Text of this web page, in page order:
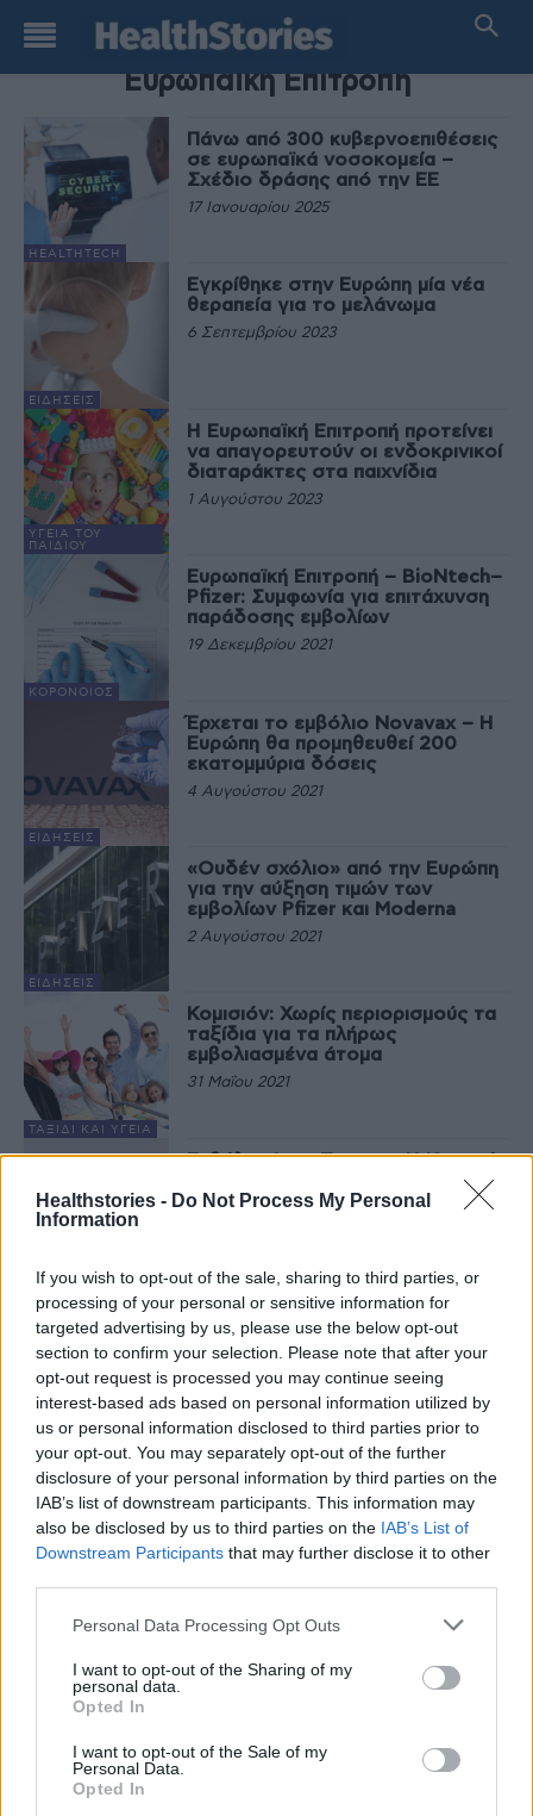
Healthstories - Do Not Process My Personal
Information
If you wish to opt-out of the sale, sharing to third parties, or
processing of your personal or sensitive information for
targeted advertising by us, please use the below opt-out
section to confirm your selection. Please note that after your
opt-out request is processed you may continue seeing
interest-based ads based on personal information utilized by
us or personal information disclosed to third parties prior to
your opt-out. You may separately opt-out of the further
disclosure of your personal information by third parties on the
IAB’s list of downstream participants. This information may
also be disclosed by us to third parties on the IAB’s List of
Downstream Participants that may further disclose it to other
Personal Data Processing Opt Outs
I want to opt-out of the Sharing of my
personal data.
Opted In
I want to opt-out of the Sale of my
Personal Data.
Opted In
TAG
Ευρωπαϊκή Επιτροπή
HEALTHTECH
Πάνω από 300 κυβερνοεπιθέσεις
σε ευρωπαϊκά νοσοκομεία –
Σχέδιο δράσης από την ΕΕ
17 Ιανουαρίου 2025
ΕΙΔΉΣΕΙΣ
Εγκρίθηκε στην Ευρώπη μία νέα
θεραπεία για το μελάνωμα
6 Σεπτεμβρίου 2023
ΥΓΕΊΑ ΤΟΥ
ΠΑΙΔΙΟΎ
Η Ευρωπαϊκή Επιτροπή προτείνει
να απαγορευτούν οι ενδοκρινικοί
διαταράκτες στα παιχνίδια
1 Αυγούστου 2023
ΚΟΡΟΝΟΙΌΣ
Ευρωπαϊκή Επιτροπή – BioNtech–
Pfizer: Συμφωνία για επιτάχυνση
παράδοσης εμβολίων
19 Δεκεμβρίου 2021
ΕΙΔΉΣΕΙΣ
Έρχεται το εμβόλιο Novavax – Η
Ευρώπη θα προμηθευθεί 200
εκατομμύρια δόσεις
4 Αυγούστου 2021
ΕΙΔΉΣΕΙΣ
«Ουδέν σχόλιο» από την Ευρώπη
για την αύξηση τιμών των
εμβολίων Pfizer και Moderna
2 Αυγούστου 2021
ΤΑΞΊΔΙ ΚΑΙ ΥΓΕΊΑ
Κομισιόν: Χωρίς περιορισμούς τα
ταξίδια για τα πλήρως
εμβολιασμένα άτομα
31 Μαΐου 2021
ΚΟΡΟΝΟΙΌΣ
Εμβόλιο AstraZeneca : Η Κομισιόν
δεν ανανέωσε την παραγγελία
9 Μαΐου 2021
Κομισιόν: Επιτάχυνση της
έγκρισης πειραματικών φαρμάκων
κατά της Covid-19
6 Μαΐου 2021
Τη χαλάρωση των περιορισμών
στα ταξίδια αναψυχής εντός ΕΕ,
προτείνει η Kομισιόν
3 Μαΐου 2021
2
9 πράγματα που δεν πρέπει να
λέτε σε έναν επισκέπτη